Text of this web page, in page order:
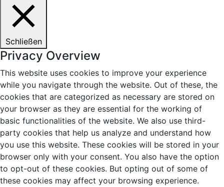
Schließen
Privacy Overview
This website uses cookies to improve your experience
while you navigate through the website. Out of these, the
cookies that are categorized as necessary are stored on
your browser as they are essential for the working of
basic functionalities of the website. We also use third-
party cookies that help us analyze and understand how
you use this website. These cookies will be stored in your
browser only with your consent. You also have the option
to opt-out of these cookies. But opting out of some of
these cookies may affect your browsing experience.